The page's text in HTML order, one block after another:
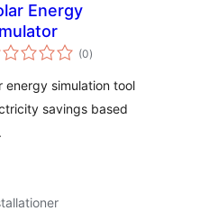
Energy
(0totale
bedømmelser
)
energy simulation tool
savings based